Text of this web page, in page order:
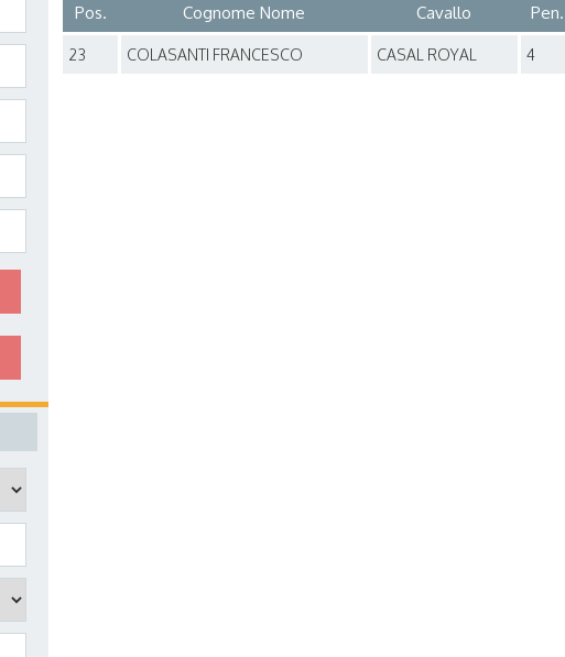
Pos. Cognome Nome Cavallo Pen.
23 COLASANTI FRANCESCO CASAL ROYAL 4